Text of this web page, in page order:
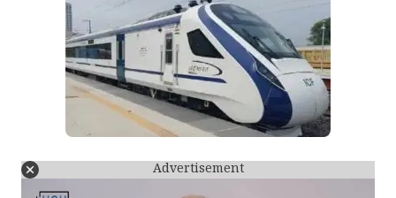
Advertisement